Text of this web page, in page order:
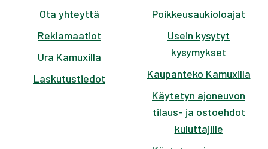
Ota yhteyttä
Reklamaatiot
Ura Kamuxilla
Laskutustiedot
Poikkeusaukioloajat
Usein kysytyt
kysymykset
Kaupanteko Kamuxilla
Käytetyn ajoneuvon
tilaus- ja ostoehdot
kuluttajille